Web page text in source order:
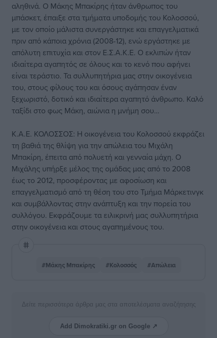
αληθινά. Ο Μάκης Μπακίρης ήταν άνθρωπος του
μπάσκετ, έπαιξε στα τμήματα υποδομής του Κολοσσού,
με τον οποίο μάλιστα συνεργάστηκε και επαγγελματικά
πριν από κάποια χρόνια (2008-12), ενώ εργάστηκε με
απόλυτη επιτυχία και στον Ε.Σ.Α.Κ.Ε. Ο εκλιπών ήταν
ιδιαίτερα αγαπητός σε όλους και το κενό που αφήνει
είναι τεράστιο. Τα συλλυπητήρια μας στην οικογένεια
του, στους φίλους του και όσους αγάπησαν έναν
ξεχωριστό, δοτικό και ιδιαίτερα αγαπητό άνθρωπο. Καλό
ταξίδι στο φως Μάκη, αιώνια η μνήμη σου…
Κ.Α.Ε. ΚΟΛΟΣΣΟΣ: Η οικογένεια του Κολοσσού εκφράζει
τη βαθιά της θλίψη για την απώλεια του Μιχάλη
Μπακίρη, έπειτα από πολυετή και γενναία μάχη. Ο
Μιχάλης υπήρξε μέλος της ομάδας μας από το 2008
έως το 2012, προσφέροντας με αφοσίωση και
επαγγελματισμό από τη θέση του στο Τμήμα Μάρκετινγκ
και συμβάλλοντας στην ανάπτυξη και την πορεία του
συλλόγου. Εκφράζουμε τα ειλικρινή μας συλλυπητήρια
στην οικογένεια και στους αγαπημένους του.
#Μάκης Μπακίρης #Κολοσσός #Απώλεια
Δείτε περισσότερα άρθρα μας στα αποτελέσματα αναζήτησης
Add Dimokratiki.gr on Google ↗